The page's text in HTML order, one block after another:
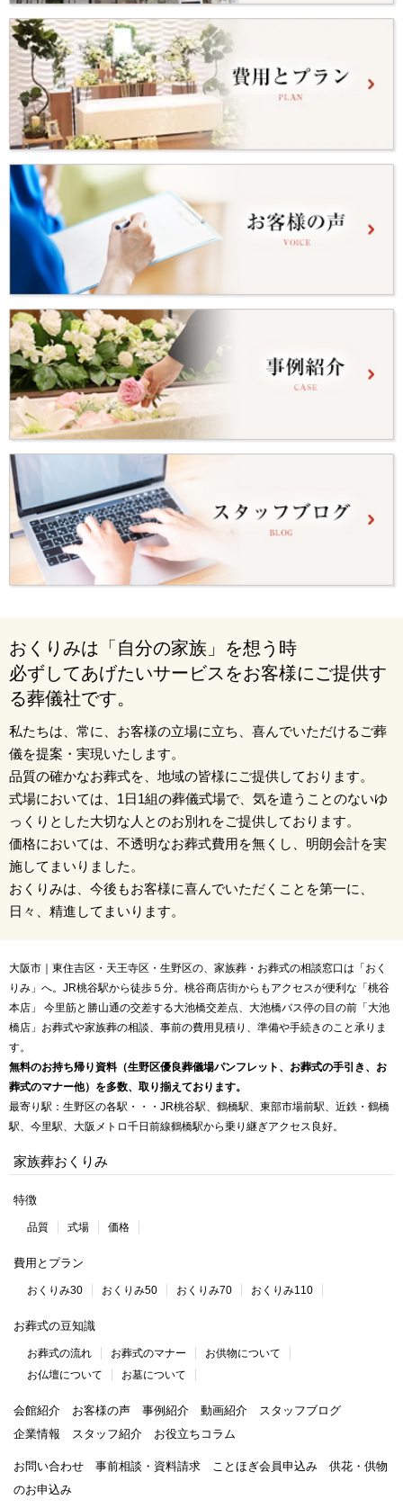
おくりみは「自分の家族」を想う時
必ずしてあげたいサービスをお客様にご提供す
る葬儀社です。
私たちは、常に、お客様の立場に立ち、喜んでいただけるご葬
儀を提案・実現いたします。
品質の確かなお葬式を、地域の皆様にご提供しております。
式場においては、1日1組の葬儀式場で、気を遣うことのないゆ
っくりとした大切な人とのお別れをご提供しております。
価格においては、不透明なお葬式費用を無くし、明朗会計を実
施してまいりました。
おくりみは、今後もお客様に喜んでいただくことを第一に、
日々、精進してまいります。
大阪市｜東住吉区・天王寺区・生野区の、家族葬・お葬式の相談窓口は「おく
りみ」へ。JR桃谷駅から徒歩５分。桃谷商店街からもアクセスが便利な「桃谷
本店」 今里筋と勝山通の交差する大池橋交差点、大池橋バス停の目の前「大池
橋店」お葬式や家族葬の相談、事前の費用見積り、準備や手続きのこと承りま
す。
無料のお持ち帰り資料（生野区優良葬儀場パンフレット、お葬式の手引き、お
葬式のマナー他）を多数、取り揃えております。
最寄り駅：生野区の各駅・・・JR桃谷駅、鶴橋駅、東部市場前駅、近鉄・鶴橋
駅、今里駅、大阪メトロ千日前線鶴橋駅から乗り継ぎアクセス良好。
家族葬おくりみ
特徴
品質 式場 価格
費用とプラン
おくりみ30 おくりみ50 おくりみ70 おくりみ110
お葬式の豆知識
お葬式の流れ お葬式のマナー
お供物について
お仏壇について
お墓について
会館紹介 お客様の声 事例紹介 動画紹介
スタッフブログ
企業情報
スタッフ紹介 お役立ちコラム
お問い合わせ 事前相談・資料請求 ことほぎ会員申込み
供花・供物
のお申込み